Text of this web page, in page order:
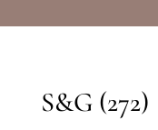
S&G (272)